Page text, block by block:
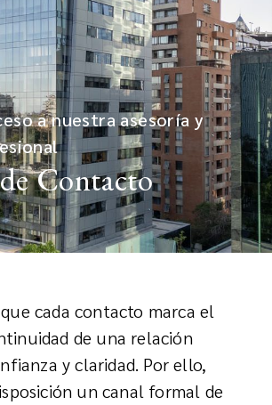
a nuestra asesoría y
Contacto
cada contacto marca el
de una relación
y claridad. Por ello,
un canal formal de